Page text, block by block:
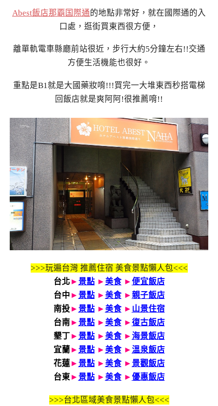
Abest飯店那覇国際通的地點非常好，就在國際通的入
口處，逛街買東西很方便，
離單軌電車縣廳前站很近，步行大約5分鐘左右!!交通
方便生活機能也很好。
重點是B1就是大國藥妝唷!!!買完一大堆東西秒搭電梯
回飯店就是爽阿阿!很推薦唷!!
>>>玩遍台灣 推薦住宿 美食景點懶人包<<<
台北 ► 景點 ► 美食► 便宜飯店
台中 ► 景點 ► 美食► 親子飯店
南投► 景點 ► 美食► 山景住宿
台南 ► 景點 ► 美食► 復古飯店
墾丁 ► 景點 ► 美食► 海景飯店
宜蘭 ► 景點 ► 美食► 溫泉飯店
花蓮► 景點 ► 美食► 景觀飯店
台東► 景點 ► 美食► 優惠飯店
>>>台北區域美食景點懶人包<<<